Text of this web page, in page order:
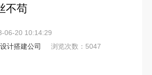
不苟
06-20 10:14:29
计搭建公司
浏览次数：5047